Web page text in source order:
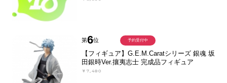
第6位
【フィギュア】G.E.M.Caratシリーズ 銀魂 坂
田銀時Ver.攘夷志士 完成品フィギュア
￥7,480
予約受付中